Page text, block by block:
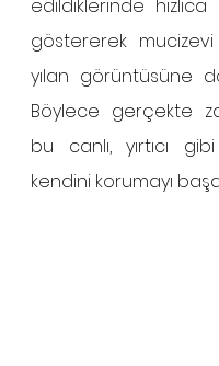
edildiklerinde
göstererek
yılan görüntüsüne
Böylece gerçekte
bu canlı, yırtıcı
kendini korumayı